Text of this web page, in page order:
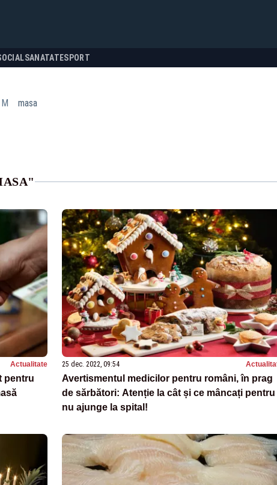
SANATATESPORT
masa
Actualitate
pentru
25 dec. 2022, 09:54
Avertismentul medicilor pentru români, în prag
de sărbători: Atenție la cât și ce mâncați pentru
nu ajunge la spital!